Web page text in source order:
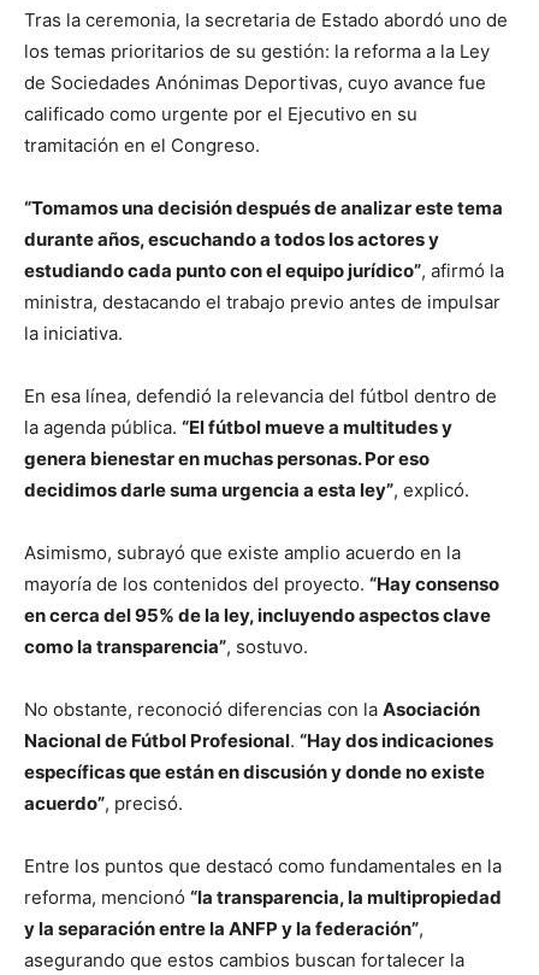
Tras la ceremonia, la secretaria de Estado abordó uno de
los temas prioritarios de su gestión: la reforma a la Ley
de Sociedades Anónimas Deportivas, cuyo avance fue
calificado como urgente por el Ejecutivo en su
tramitación en el Congreso.
“Tomamos una decisión después de analizar este tema
durante años, escuchando a todos los actores y
estudiando cada punto con el equipo jurídico”, afirmó la
ministra, destacando el trabajo previo antes de impulsar
la iniciativa.
En esa línea, defendió la relevancia del fútbol dentro de
la agenda pública. “El fútbol mueve a multitudes y
genera bienestar en muchas personas. Por eso
decidimos darle suma urgencia a esta ley”, explicó.
Asimismo, subrayó que existe amplio acuerdo en la
mayoría de los contenidos del proyecto. “Hay consenso
en cerca del 95% de la ley, incluyendo aspectos clave
como la transparencia”, sostuvo.
No obstante, reconoció diferencias con la Asociación
Nacional de Fútbol Profesional. “Hay dos indicaciones
específicas que están en discusión y donde no existe
acuerdo”, precisó.
Entre los puntos que destacó como fundamentales en la
reforma, mencionó “la transparencia, la multipropiedad
y la separación entre la ANFP y la federación”,
asegurando que estos cambios buscan fortalecer la